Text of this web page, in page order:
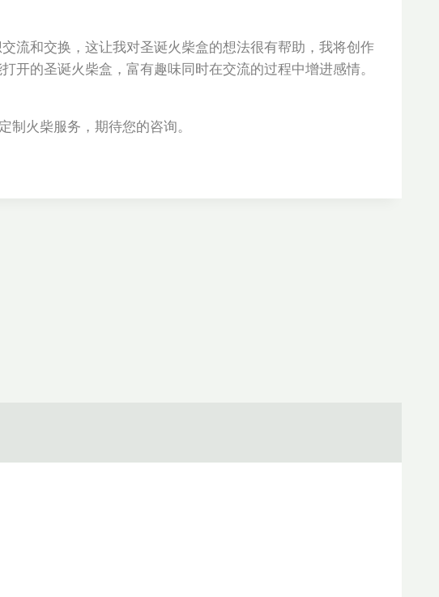
流和交换，这让我对圣诞火柴盒的想法很有帮助，我将创作
的圣诞火柴盒，富有趣味同时在交流的过程中增进感情。
火柴服务，期待您的咨询。